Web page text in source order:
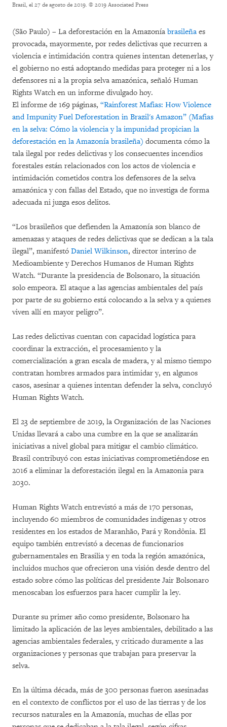
Brasil, el 27 de agosto de 2019. © 2019 Associated Press
(São Paulo) – La deforestación en la Amazonía brasileña es
provocada, mayormente, por redes delictivas que recurren a
violencia e intimidación contra quienes intentan detenerlas, y
el gobierno no está adoptando medidas para proteger ni a los
defensores ni a la propia selva amazónica, señaló Human
Rights Watch en un informe divulgado hoy.
El informe de 169 páginas, “Rainforest Mafias: How Violence
and Impunity Fuel Deforestation in Brazil's Amazon” (Mafias
en la selva: Cómo la violencia y la impunidad propician la
deforestación en la Amazonía brasileña) documenta cómo la
tala ilegal por redes delictivas y los consecuentes incendios
forestales están relacionados con los actos de violencia e
intimidación cometidos contra los defensores de la selva
amazónica y con fallas del Estado, que no investiga de forma
adecuada ni juzga esos delitos.
“Los brasileños que defienden la Amazonía son blanco de
amenazas y ataques de redes delictivas que se dedican a la tala
ilegal”, manifestó Daniel Wilkinson, director interino de
Medioambiente y Derechos Humanos de Human Rights
Watch. “Durante la presidencia de Bolsonaro, la situación
solo empeora. El ataque a las agencias ambientales del país
por parte de su gobierno está colocando a la selva y a quienes
viven allí en mayor peligro”.
Las redes delictivas cuentan con capacidad logística para
coordinar la extracción, el procesamiento y la
comercialización a gran escala de madera, y al mismo tiempo
contratan hombres armados para intimidar y, en algunos
casos, asesinar a quienes intentan defender la selva, concluyó
Human Rights Watch.
El 23 de septiembre de 2019, la Organización de las Naciones
Unidas llevará a cabo una cumbre en la que se analizarán
iniciativas a nivel global para mitigar el cambio climático.
Brasil contribuyó con estas iniciativas comprometiéndose en
2016 a eliminar la deforestación ilegal en la Amazonia para
2030.
Human Rights Watch entrevistó a más de 170 personas,
incluyendo 60 miembros de comunidades indígenas y otros
residentes en los estados de Maranhão, Pará y Rondônia. El
equipo también entrevistó a decenas de funcionarios
gubernamentales en Brasilia y en toda la región amazónica,
incluidos muchos que ofrecieron una visión desde dentro del
estado sobre cómo las políticas del presidente Jair Bolsonaro
menoscaban los esfuerzos para hacer cumplir la ley.
Durante su primer año como presidente, Bolsonaro ha
limitado la aplicación de las leyes ambientales, debilitado a las
agencias ambientales federales, y criticado duramente a las
organizaciones y personas que trabajan para preservar la
selva.
En la última década, más de 300 personas fueron asesinadas
en el contexto de conflictos por el uso de las tierras y de los
recursos naturales en la Amazonía, muchas de ellas por